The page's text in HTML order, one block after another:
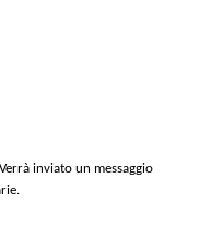
Verrà inviato un messaggio